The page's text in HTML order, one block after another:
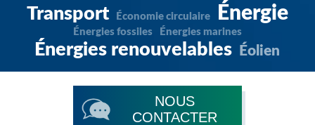
Transport Économie circulaire Énergie
Énergies fossiles Énergies marines
Énergies renouvelables Éolien
NOUS
CONTACTER